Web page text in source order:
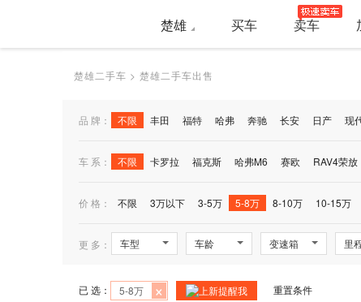
楚雄 买车 卖车
楚雄二手车 > 楚雄二手车出售
品 牌： 不限 丰田 福特 哈弗 奔驰 长安 日产 现
车 系： 不限 卡罗拉 福克斯 哈弗M6 赛欧 RAV4荣放
价 格：
不限 3万以下 3-5万 5-8万 8-10万 10-15万
更 多： 车型 车龄 变速箱 里
已 选： 5-8万 × 上新提醒我 重置条件